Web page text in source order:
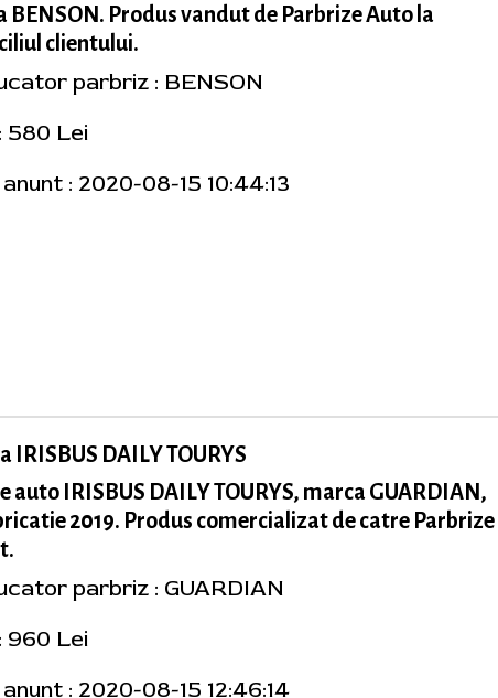
BENSON. Produs vandut de Parbrize Auto la
clientului.
parbriz : BENSON
580 Lei
: 2020-08-15 10:44:13
IRISBUS DAILY TOURYS
auto IRISBUS DAILY TOURYS, marca GUARDIAN,
2019. Produs comercializat de catre Parbrize
parbriz : GUARDIAN
960 Lei
: 2020-08-15 12:46:14